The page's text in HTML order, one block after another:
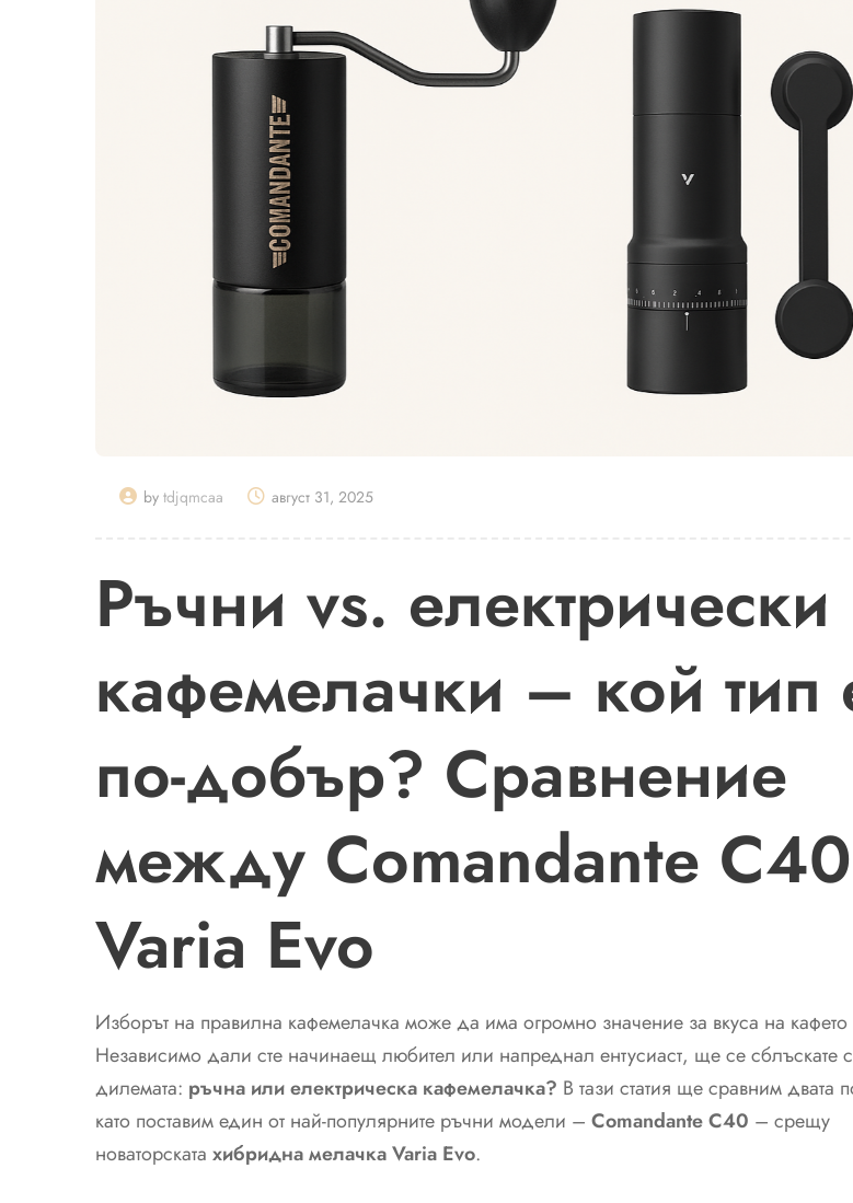
by tdjqmcaa август 31, 2025
Ръчни vs. електрически
кафемелачки – кой тип
по-добър? Сравнение
между Comandante
Varia Evo
Изборът на правилна кафемелачка може да има огромно значение за вкуса на кафето
Независимо дали сте начинаещ любител или напреднал ентусиаст, ще се сблъскате с
дилемата: ръчна или електрическа кафемелачка? В тази статия ще сравним двата
като поставим един от най-популярните ръчни модели – Comandante C40 – срещу
новаторската хибридна мелачка Varia Evo.